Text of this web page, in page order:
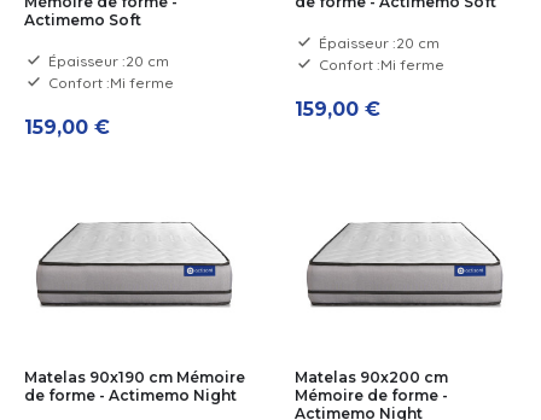
Actimemo Soft
Épaisseur :20 cm
Confort :Mi ferme
159,00 €
Épaisseur :20 cm
Confort :Mi ferme
159,00 €
Matelas 90x190 cm Mémoire
de forme - Actimemo Night
Matelas 90x200 cm
Mémoire de forme -
Actimemo Night